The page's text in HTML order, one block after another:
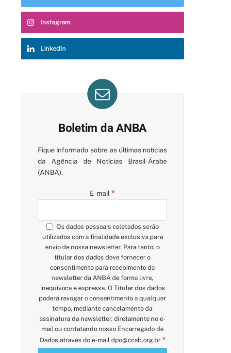
Instagram
LinkedIn
Boletim da ANBA
Fique informado sobre as últimas notícias
da Agência de Notícias Brasil-Árabe
(ANBA).
E-mail *
Os dados pessoais coletados serão
utilizados com a finalidade exclusiva para
envio de nossa newsletter. Para tanto, o
titular dos dados deve fornecer o
consentimento para recebimento da
newsletter da ANBA de forma livre,
inequívoca e expressa. O Titular dos dados
poderá revogar o consentimento a qualquer
tempo, mediante cancelamento da
assinatura da newsletter, diretamente no e-
mail ou contatando nosso Encarregado de
Dados através do e-mail dpo@ccab.org.br *